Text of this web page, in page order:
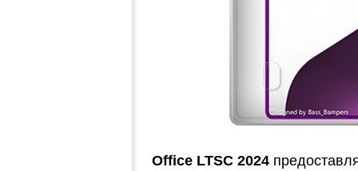
Office LTSC 2024